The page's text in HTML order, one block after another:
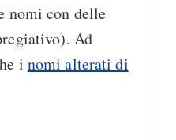
nomi con delle
Ad
i nomi alterati di